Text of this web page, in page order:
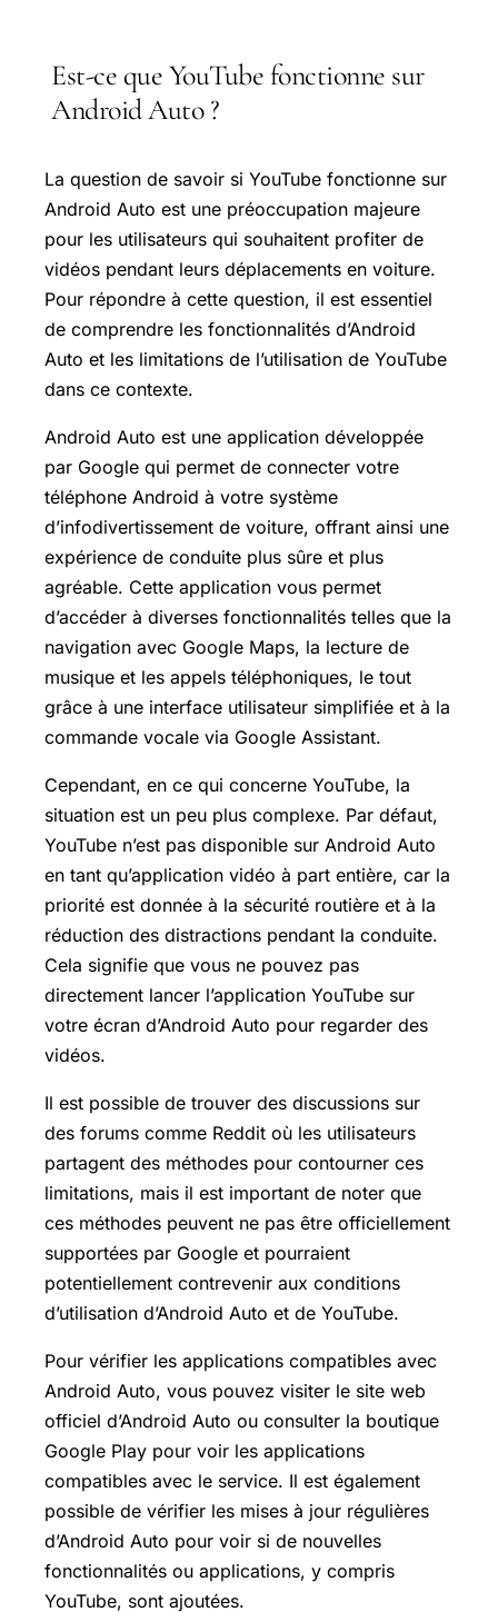
Est-ce que YouTube fonctionne sur
Android Auto ?
La question de savoir si YouTube fonctionne sur
Android Auto est une préoccupation majeure
pour les utilisateurs qui souhaitent profiter de
vidéos pendant leurs déplacements en voiture.
Pour répondre à cette question, il est essentiel
de comprendre les fonctionnalités d’Android
Auto et les limitations de l’utilisation de YouTube
dans ce contexte.
Android Auto est une application développée
par Google qui permet de connecter votre
téléphone Android à votre système
d’infodivertissement de voiture, offrant ainsi une
expérience de conduite plus sûre et plus
agréable. Cette application vous permet
d’accéder à diverses fonctionnalités telles que la
navigation avec Google Maps, la lecture de
musique et les appels téléphoniques, le tout
grâce à une interface utilisateur simplifiée et à la
commande vocale via Google Assistant.
Cependant, en ce qui concerne YouTube, la
situation est un peu plus complexe. Par défaut,
YouTube n’est pas disponible sur Android Auto
en tant qu’application vidéo à part entière, car la
priorité est donnée à la sécurité routière et à la
réduction des distractions pendant la conduite.
Cela signifie que vous ne pouvez pas
directement lancer l’application YouTube sur
votre écran d’Android Auto pour regarder des
vidéos.
Il est possible de trouver des discussions sur
des forums comme Reddit où les utilisateurs
partagent des méthodes pour contourner ces
limitations, mais il est important de noter que
ces méthodes peuvent ne pas être officiellement
supportées par Google et pourraient
potentiellement contrevenir aux conditions
d’utilisation d’Android Auto et de YouTube.
Pour vérifier les applications compatibles avec
Android Auto, vous pouvez visiter le site web
officiel d’Android Auto ou consulter la boutique
Google Play pour voir les applications
compatibles avec le service. Il est également
possible de vérifier les mises à jour régulières
d’Android Auto pour voir si de nouvelles
fonctionnalités ou applications, y compris
YouTube, sont ajoutées.